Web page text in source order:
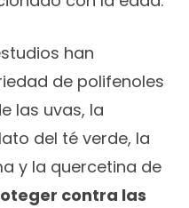
han
de polifenoles
las uvas, la
del té verde, la
y la quercetina de
contra las